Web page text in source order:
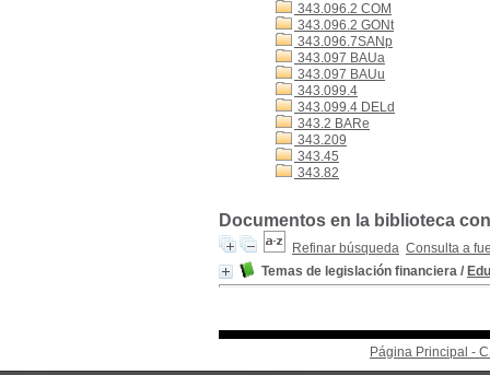
343.096.2 COM
343.096.2 GONt
343.096.7SANp
343.097 BAUa
343.097 BAUu
343.099.4
343.099.4 DELd
343.2 BARe
343.209
343.45
343.82
Documentos en la biblioteca
Refinar búsqueda Consulta a
Temas de legislación financiera /
Página Principal -